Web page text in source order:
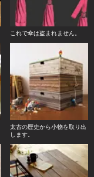
これで傘は盗まれません。
太古の歴史から小物を取り出
します。